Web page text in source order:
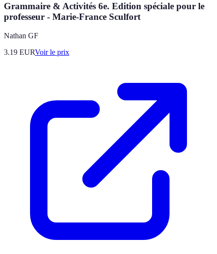
Grammaire & Activités 6e. Edition spéciale pour le
professeur - Marie-France Sculfort
Nathan GF
3.19 EURVoir le prix